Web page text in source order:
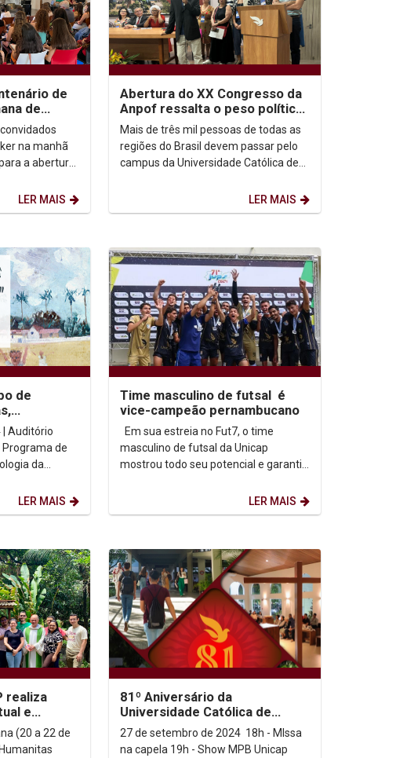
de
de
na
na manhã
a abertura
LER MAIS
Abertura do XX Congresso da
Anpof ressalta o peso político
e social da Filosofia
Mais de três mil pessoas de todas as
regiões do Brasil devem passar pelo
campus da Universidade Católica de
LER MAIS
de
| Auditório
da
LER MAIS
Time masculino de futsal é
vice-campeão pernambucano
masculino de futsal da Unicap
mostrou todo seu potencial e garantiu
LER MAIS
realiza
e
(20 a 22 de
81º Aniversário da
Universidade Católica de
Pernambuco
27 de setembro de 2024 18h - MIssa
na capela 19h - Show MPB Unicap